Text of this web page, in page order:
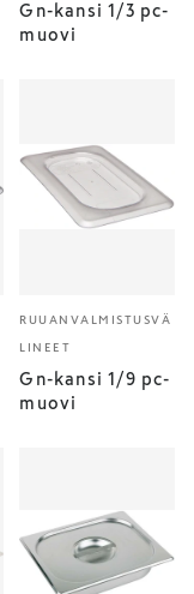
Gn-kansi 1/3 pc-
muovi
RUUANVALMISTUSVÄ
LINEET
Gn-kansi 1/9 pc-
muovi